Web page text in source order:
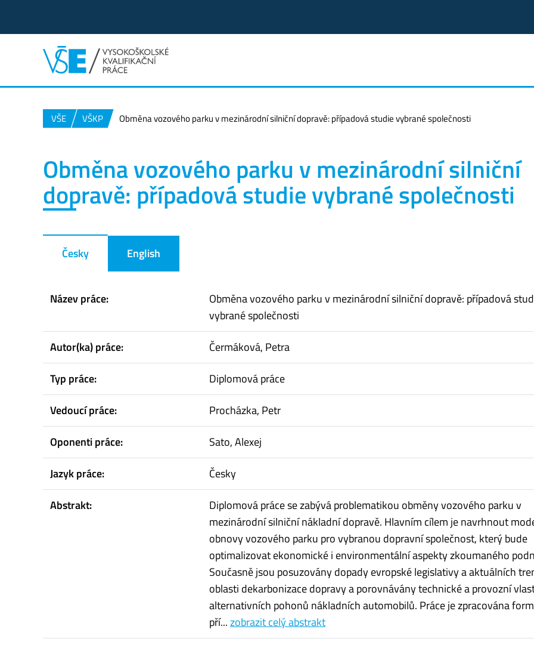
VŠE VŠKP Obměna vozového parku v mezinárodní silniční dopravě: případová studie vybrané společnosti
Obměna vozového parku v mezinárodní silniční
dopravě: případová studie vybrané společnosti
Česky English
Název práce:
Obměna vozového parku v mezinárodní silniční dopravě: případová
vybrané společnosti
Autor(ka) práce:
Čermáková, Petra
Typ práce:
Diplomová práce
Vedoucí práce:
Procházka, Petr
Oponenti práce:
Sato, Alexej
Jazyk práce:
Česky
Abstrakt:
Diplomová práce se zabývá problematikou obměny vozového parku v
mezinárodní silniční nákladní dopravě. Hlavním cílem je navrhnout
obnovy vozového parku pro vybranou dopravní společnost, který bude
optimalizovat ekonomické i environmentální aspekty zkoumaného
Současně jsou posuzovány dopady evropské legislativy a aktuálních
oblasti dekarbonizace dopravy a porovnávány technické a provozní
alternativních pohonů nákladních automobilů. Práce je zpracována
pří...zobrazit celý abstrakt